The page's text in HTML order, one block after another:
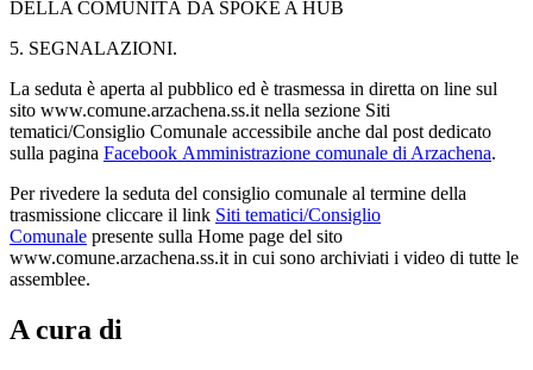
DELLA COMUNITÀ DA SPOKE A HUB
5. SEGNALAZIONI.
La seduta è aperta al pubblico ed è trasmessa in diretta on line sul
sito www.comune.arzachena.ss.it nella sezione Siti
tematici/Consiglio Comunale accessibile anche dal post dedicato
sulla pagina Facebook Amministrazione comunale di Arzachena.
Per rivedere la seduta del consiglio comunale al termine della
trasmissione cliccare il link Siti tematici/Consiglio
Comunale presente sulla Home page del sito
www.comune.arzachena.ss.it in cui sono archiviati i video di tutte le
assemblee.
A cura di